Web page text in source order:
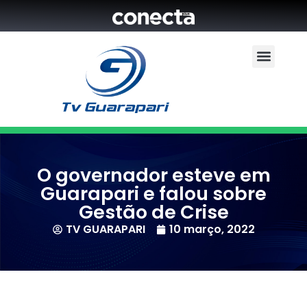
O governador esteve em
Guarapari e falou sobre
Gestão de Crise
TV GUARAPARI 10 março, 2022